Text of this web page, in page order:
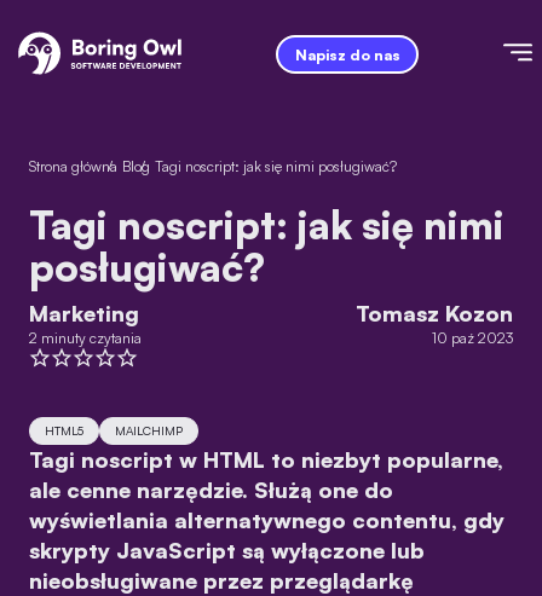
Napisz do nas
Strona główna
/ Blog
/ Tagi noscript: jak się nimi posługiwać?
Tagi noscript: jak się nimi
posługiwać?
Marketing
2 minuty czytania
Tomasz Kozon
10 paź 2023
HTML5 MAILCHIMP
Tagi noscript w HTML to niezbyt popularne,
ale cenne narzędzie. Służą one do
wyświetlania alternatywnego contentu, gdy
skrypty JavaScript są wyłączone lub
nieobsługiwane przez przeglądarkę